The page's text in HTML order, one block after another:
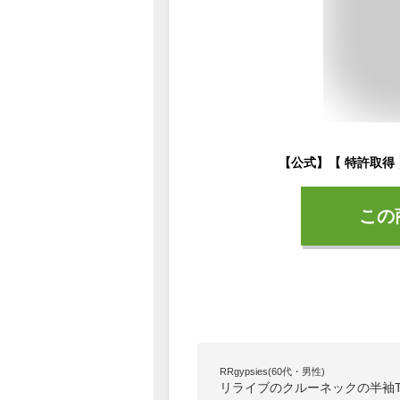
こ
RRgypsies(60代・男性)
リライブのクルーネックの半